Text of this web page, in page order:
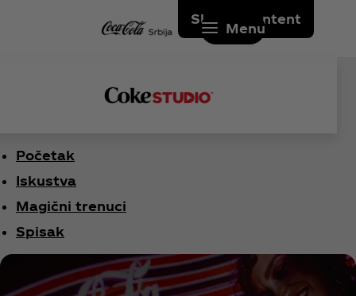
Skip to content
Menu
Početak
Iskustva
Magični trenuci
Spisak